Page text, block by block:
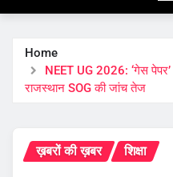
Home
NEET UG 2026: ‘गेस
राजस्थान SOG की जांच तेज
ख़बरों की ख़बर शिक्षा